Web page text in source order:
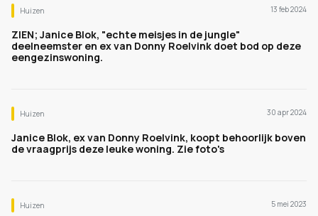
Huizen 13 feb 2024
ZIEN; Janice Blok, "echte meisjes in de jungle"
deelneemster en ex van Donny Roelvink doet bod op deze
eengezinswoning.
Huizen 30 apr 2024
Janice Blok, ex van Donny Roelvink, koopt behoorlijk boven
de vraagprijs deze leuke woning. Zie foto's
Huizen 5 mei 2023